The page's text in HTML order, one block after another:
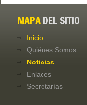
MAPA DEL SITIO
Inicio
Quiénes Somos
Noticias
Enlaces
Secretarías